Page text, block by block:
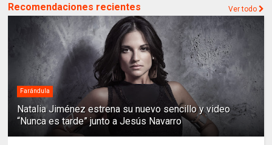
Recomendaciones recientes Ver todo
Farándula
Natalia Jiménez estrena su nuevo sencillo y video
“Nunca es tarde” junto a Jesús Navarro